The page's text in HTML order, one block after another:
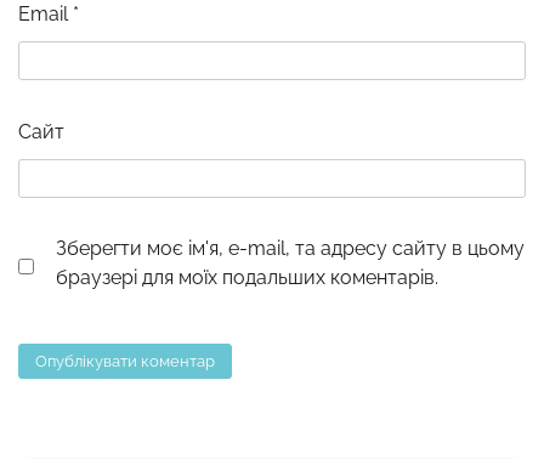
Email *
Сайт
Зберегти моє ім'я, e-mail, та адресу сайту в цьому
браузері для моїх подальших коментарів.